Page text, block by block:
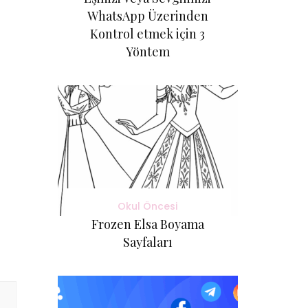
WhatsApp Üzerinden
Kontrol etmek için 3
Yöntem
Okul Öncesi
Frozen Elsa Boyama
Sayfaları